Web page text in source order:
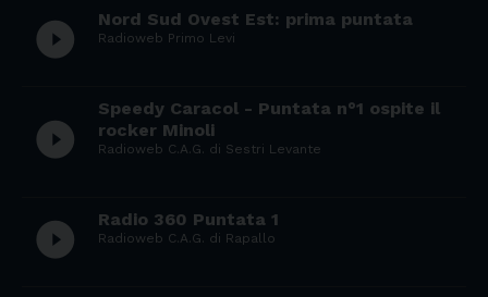
play_circle_filled Nord Sud Ovest Est: prima puntata
Radioweb Primo Levi
play_circle_filled
Speedy Caracol - Puntata n°1 ospite il
rocker Minoli
Radioweb C.A.G. di Sestri Levante
play_circle_filled Radio 360 Puntata 1
Radioweb C.A.G. di Rapallo